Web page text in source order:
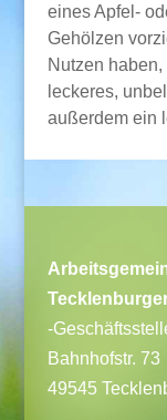
eines Apfel-
Gehölzen
Nutzen
leckeres,
außerdem ein
-
Bahnhofstr. 73
49545